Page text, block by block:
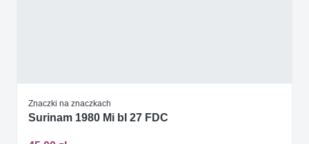
Znaczki na znaczkach
Surinam 1980 Mi bl 27 FDC